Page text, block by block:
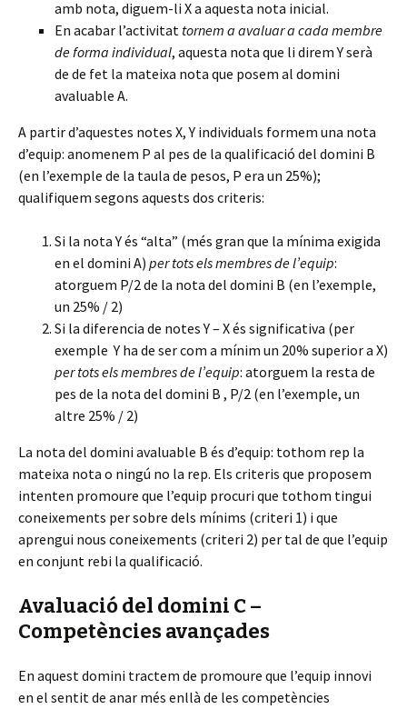
amb nota, diguem-li X a aquesta nota inicial.
En acabar l’activitat tornem a avaluar a cada membre
de forma individual, aquesta nota que li direm Y serà
de de fet la mateixa nota que posem al domini
avaluable A.
A partir d’aquestes notes X, Y individuals formem una nota
d’equip: anomenem P al pes de la qualificació del domini B
(en l’exemple de la taula de pesos, P era un 25%);
qualifiquem segons aquests dos criteris:
Si la nota Y és “alta” (més gran que la mínima exigida
en el domini A) per tots els membres de l’equip:
atorguem P/2 de la nota del domini B (en l’exemple,
un 25% / 2)
Si la diferencia de notes Y – X és significativa (per
exemple Y ha de ser com a mínim un 20% superior a X)
per tots els membres de l’equip: atorguem la resta de
pes de la nota del domini B , P/2 (en l’exemple, un
altre 25% / 2)
La nota del domini avaluable B és d’equip: tothom rep la
mateixa nota o ningú no la rep. Els criteris que proposem
intenten promoure que l’equip procuri que tothom tingui
coneixements per sobre dels mínims (criteri 1) i que
aprengui nous coneixements (criteri 2) per tal de que l’equip
en conjunt rebi la qualificació.
Avaluació del domini C –
Competències avançades
En aquest domini tractem de promoure que l’equip innovi
en el sentit de anar més enllà de les competències